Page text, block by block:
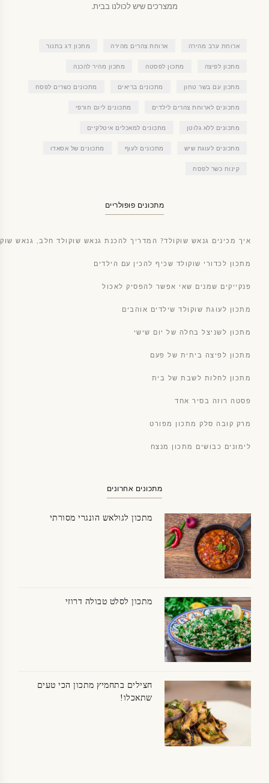
ממצרכים שיש לכולנו בבית.
ארוחת ערב מהירה ארוחת צהרים מהירה מתכון דג בתנור
מתכון לפיצה מתכון לפסטה מתכון מהיר להכנה
מתכון עם בשר טחון מתכונים בריאים מתכונים כשרים לפסח
מתכונים לארוחת צהרים לילדים מתכונים ליום חורפי
מתכונים ללא גלוטן מתכונים למאכלים איטלקיים
מתכונים לעוגת שיש מתכונים לעוף מתכונים של אסאדו
קינוח כשר לפסח
מתכונים פופולריים
איך מכינים גנאש שוקולד? המדריך להכנת גנאש שוקולד חלב, גנאש
מתכון לכדורי שוקולד שכיף להכין עם הילדים
פנקייקים שמנים שאי אפשר להפסיק לאכול
מתכון לעוגת שוקולד שילדים אוהבים
מתכון לשניצל בחלה של יום שישי
מתכון לפיצה ביתית של פעם
מתכון לחלות לשבת של בית
פסטה רוזה בסיר אחד
מרק קובה סלק מתכון מפורט
לימונים כבושים מתכון מנצח
מתכונים אחרונים
מתכון לגולאש הונגרי מסורתי
מתכון לסלט טבולה דרוזי
חצילים בתחמיץ מתכון הכי טעים
שתאכלו!